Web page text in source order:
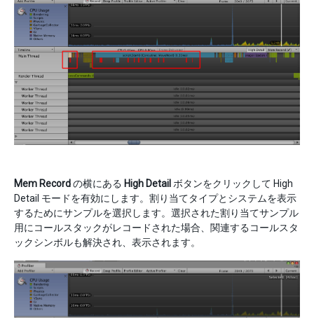
Mem Recordの横にある High Detail ボタンをクリックして High
Detail モードを有効にします。割り当てタイプとシステムを表示
するためにサンプルを選択します。選択された割り当てサンプル
用にコールスタックがレコードされた場合、関連するコールスタ
ックシンボルも解決され、表示されます。